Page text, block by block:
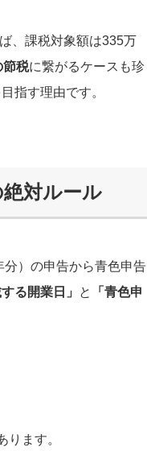
、課税対象額は335万
節税に繋がるケースも珍
指す理由です。
対ルール
）の申告から青色申告
る開業日」 と
「青色申
ます。